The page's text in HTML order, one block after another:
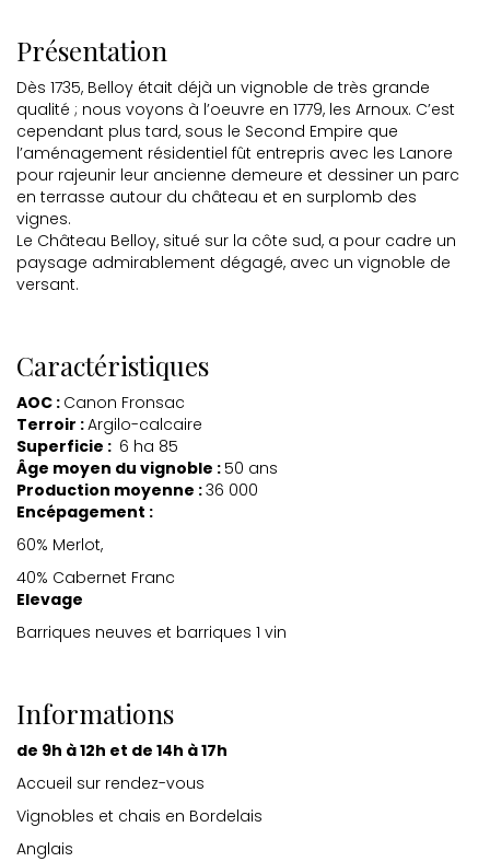
Présentation
Dès 1735, Belloy était déjà un vignoble de très grande
qualité ; nous voyons à l’oeuvre en 1779, les Arnoux. C’est
cependant plus tard, sous le Second Empire que
l’aménagement résidentiel fût entrepris avec les Lanore
pour rajeunir leur ancienne demeure et dessiner un parc
en terrasse autour du château et en surplomb des
vignes.
Le Château Belloy, situé sur la côte sud, a pour cadre un
paysage admirablement dégagé, avec un vignoble de
versant.
Caractéristiques
AOC : Canon Fronsac
Terroir :Argilo-calcaire
Superficie : 6 ha 85
Âge moyen du vignoble : 50 ans
Production moyenne :36 000
Encépagement :
60% Merlot,
40% Cabernet Franc
Elevage
Barriques neuves et barriques 1 vin
Informations
de 9h à 12h et de 14h à 17h
Accueil sur rendez-vous
Vignobles et chais en Bordelais
Anglais